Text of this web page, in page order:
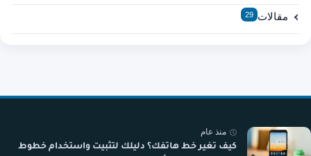
مقالات 29
منذ عام
كيف تغير خط هاتفك؟ دليلك لتثبيت واستخدام خطوط